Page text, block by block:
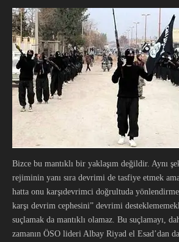
Bizce bu mantıklı bir yaklaşım değildir. Aynı
rejiminin yanı sıra devrimi de tasfiye etmek
hatta onu karşıdevrimci doğrultuda
karşı devrim cephesini” devrimi
suçlamak da mantıklı olamaz. Bu suçlamayı,
zamanın ÖSO lideri Albay Riyad el Esad’dan